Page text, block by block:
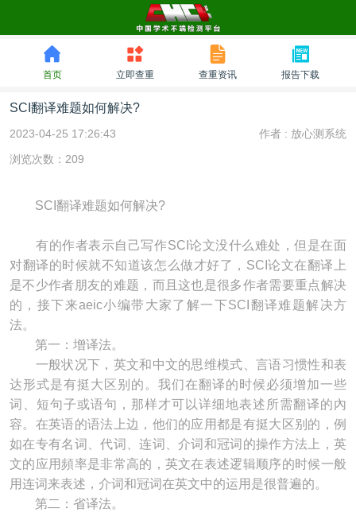
首页 立即查重 查重资讯 报告下载
SCI翻译难题如何解决?
2023-04-25 17:26:43 作者 : 放心测系统
浏览次数：209
SCI翻译难题如何解决?
有的作者表示自己写作SCI论文没什么难处，但是在面
对翻译的时候就不知道该怎么做才好了，SCI论文在翻译上
是不少作者朋友的难题，而且这也是很多作者需要重点解决
的，接下来aeic小编带大家了解一下SCI翻译难题解决方
法。
第一：增译法。
一般状况下，英文和中文的思维模式、言语习惯性和表
达形式是有挺大区别的。我们在翻译的时候必须增加一些
词、短句子或语句，那样才可以详细地表述所需翻译的內
容。在英语的语法上边，他们的应用都是有挺大区别的，例
如在专有名词、代词、连词、介词和冠词的操作方法上，英
文的应用頻率是非常高的，英文在表述逻辑顺序的时候一般
用连词来表述，介词和冠词在英文中的运用是很普遍的。
第二：省译法。